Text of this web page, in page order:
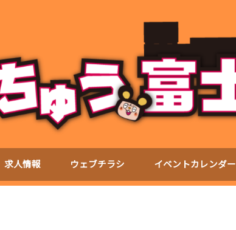
求人情報 ウェブチラシ イベントカレンダー